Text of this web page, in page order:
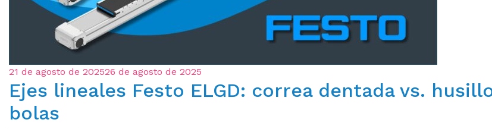
21 de agosto de 202526 de agosto de 2025
Ejes lineales Festo ELGD: correa dentada vs.
bolas